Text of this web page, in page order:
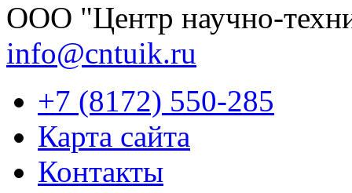
OOО "Центр научно-
info@cntuik.ru
+7 (8172) 550-285
Карта сайта
Контакты